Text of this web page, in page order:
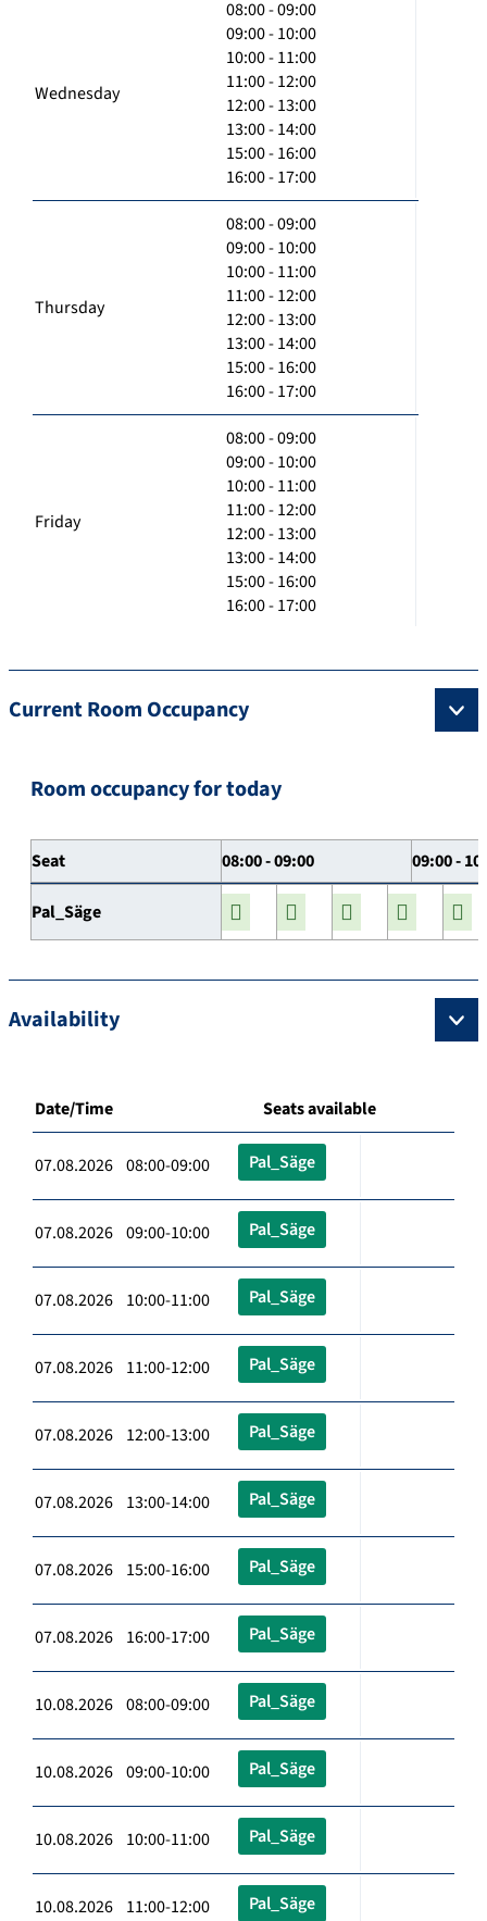
Wednesday
08:00 - 09:00
09:00 - 10:00
10:00 - 11:00
11:00 - 12:00
12:00 - 13:00
13:00 - 14:00
15:00 - 16:00
16:00 - 17:00
Thursday
08:00 - 09:00
09:00 - 10:00
10:00 - 11:00
11:00 - 12:00
12:00 - 13:00
13:00 - 14:00
15:00 - 16:00
16:00 - 17:00
Friday
08:00 - 09:00
09:00 - 10:00
10:00 - 11:00
11:00 - 12:00
12:00 - 13:00
13:00 - 14:00
15:00 - 16:00
16:00 - 17:00
Current Room Occupancy
Room occupancy for today
Seat 08:00 - 09:00 09:00 -
Pal_Säge
Availability
Date/Time Seats available
07.08.2026 08:00-09:00 Pal_Säge
07.08.2026 09:00-10:00 Pal_Säge
07.08.2026 10:00-11:00 Pal_Säge
07.08.2026 11:00-12:00 Pal_Säge
07.08.2026 12:00-13:00 Pal_Säge
07.08.2026 13:00-14:00 Pal_Säge
07.08.2026 15:00-16:00 Pal_Säge
07.08.2026 16:00-17:00 Pal_Säge
10.08.2026 08:00-09:00 Pal_Säge
10.08.2026 09:00-10:00 Pal_Säge
10.08.2026 10:00-11:00 Pal_Säge
10.08.2026 11:00-12:00 Pal_Säge